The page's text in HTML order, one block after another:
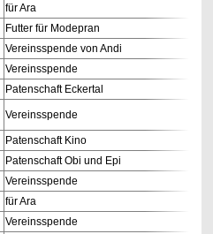
für Ara
Futter für Modepran
Vereinsspende von Andi
Vereinsspende
Patenschaft Eckertal
Vereinsspende
Patenschaft Kino
Patenschaft Obi und Epi
Vereinsspende
für Ara
Vereinsspende